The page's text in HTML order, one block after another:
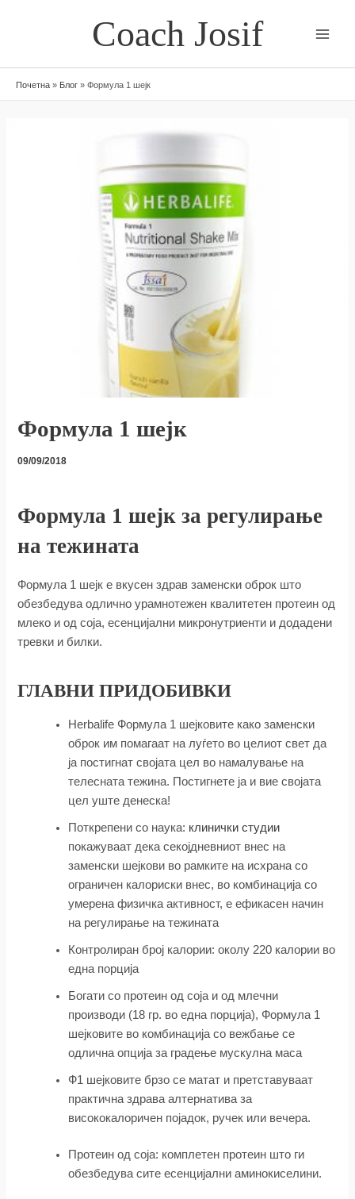
Coach Josif
Почетна » Блог » Формула 1 шејк
Формула 1 шејк
09/09/2018
Формула 1 шејк за регулирање
на тежината
Формула 1 шејк е вкусен здрав заменски оброк што
обезбедува одлично урамнотежен квалитетен протеин од
млеко и од соја, есенцијални микронутриенти и додадени
тревки и билки.
ГЛАВНИ ПРИДОБИВКИ
Herbalife Формула 1 шејковите како заменски
оброк им помагаат на луѓето во целиот свет да
ја постигнат својата цел во намалување на
телесната тежина. Постигнете ја и вие својата
цел уште денеска!
Поткрепени со наука: клинички студии
покажуваат дека секојдневниот внес на
заменски шејкови во рамките на исхрана со
ограничен калориски внес, во комбинација со
умерена физичка активност, е ефикасен начин
на регулирање на тежината
Контролиран број калории: околу 220 калории во
една порција
Богати со протеин од соја и од млечни
производи (18 гр. во една порција), Формула 1
шејковите во комбинација со вежбање се
одлична опција за градење мускулна маса
Ф1 шејковите брзо се матат и претставуваат
практична здрава алтернатива за
висококалоричен појадок, ручек или вечера.
Протеин од соја: комплетен протеин што ги
обезбедува сите есенцијални аминокиселини.